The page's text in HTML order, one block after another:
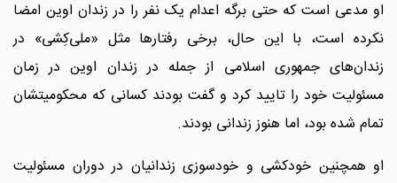
او مدعی است که حتی برگه اعدام یک نفر را در زندان اوین امضا
نکرده است، با این حال، برخی رفتارها مثل «ملی‌کِشی» در
زندان‌های جمهوری اسلامی از جمله در زندان اوین در زمان
مسئولیت خود را تایید کرد و گفت بودند کسانی که محکومیتشان
تمام شده بود، اما هنوز زندانی بودند.
او همچنین خودکشی و خودسوزی زندانیان در دوران مسئولیت